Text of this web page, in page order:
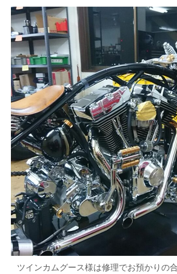
ツインカムグース様は修理でお預かりの